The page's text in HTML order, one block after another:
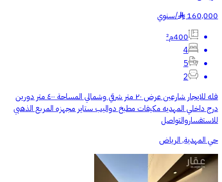
160,000
§
/سنوي
400م²
4
5
2
فله للايجار شارعين عرض ٢٠ متر شرقي وشمالي المساحة ٤٠٠ متر دورين
درج داخلي المهديه مكيفات مطبخ دواليب ستاير مجهزه المربع الذهبي
للاستفساروالتواصل
حي المهدية, الرياض